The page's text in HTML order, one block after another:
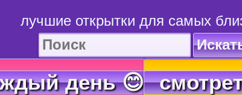
лучшие открытки для самых
день 😊